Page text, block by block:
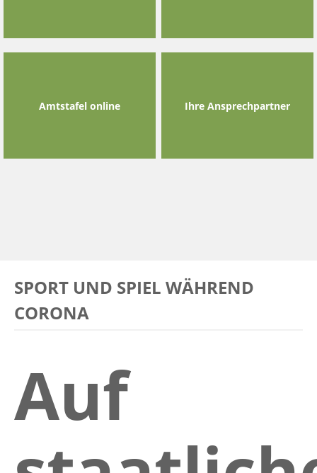
Amtstafel online Ihre Ansprechpartner
SPORT UND SPIEL WÄHREND
CORONA
Auf